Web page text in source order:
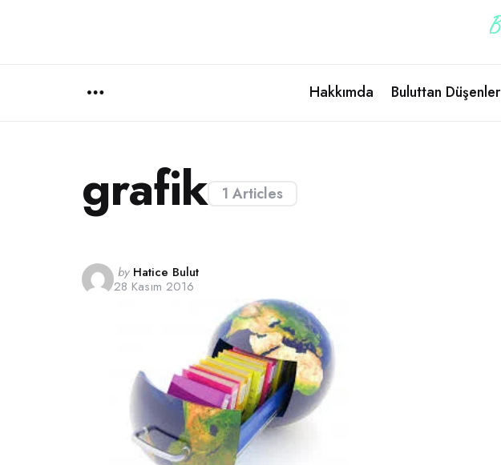
Hakkımda Buluttan Düşenler
1 Articles
grafik
Posted
by
by Hatice Bulut
28 Kasım 2016